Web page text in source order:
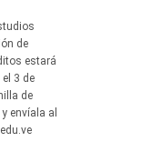
de
estará
3 de
de
envíala al